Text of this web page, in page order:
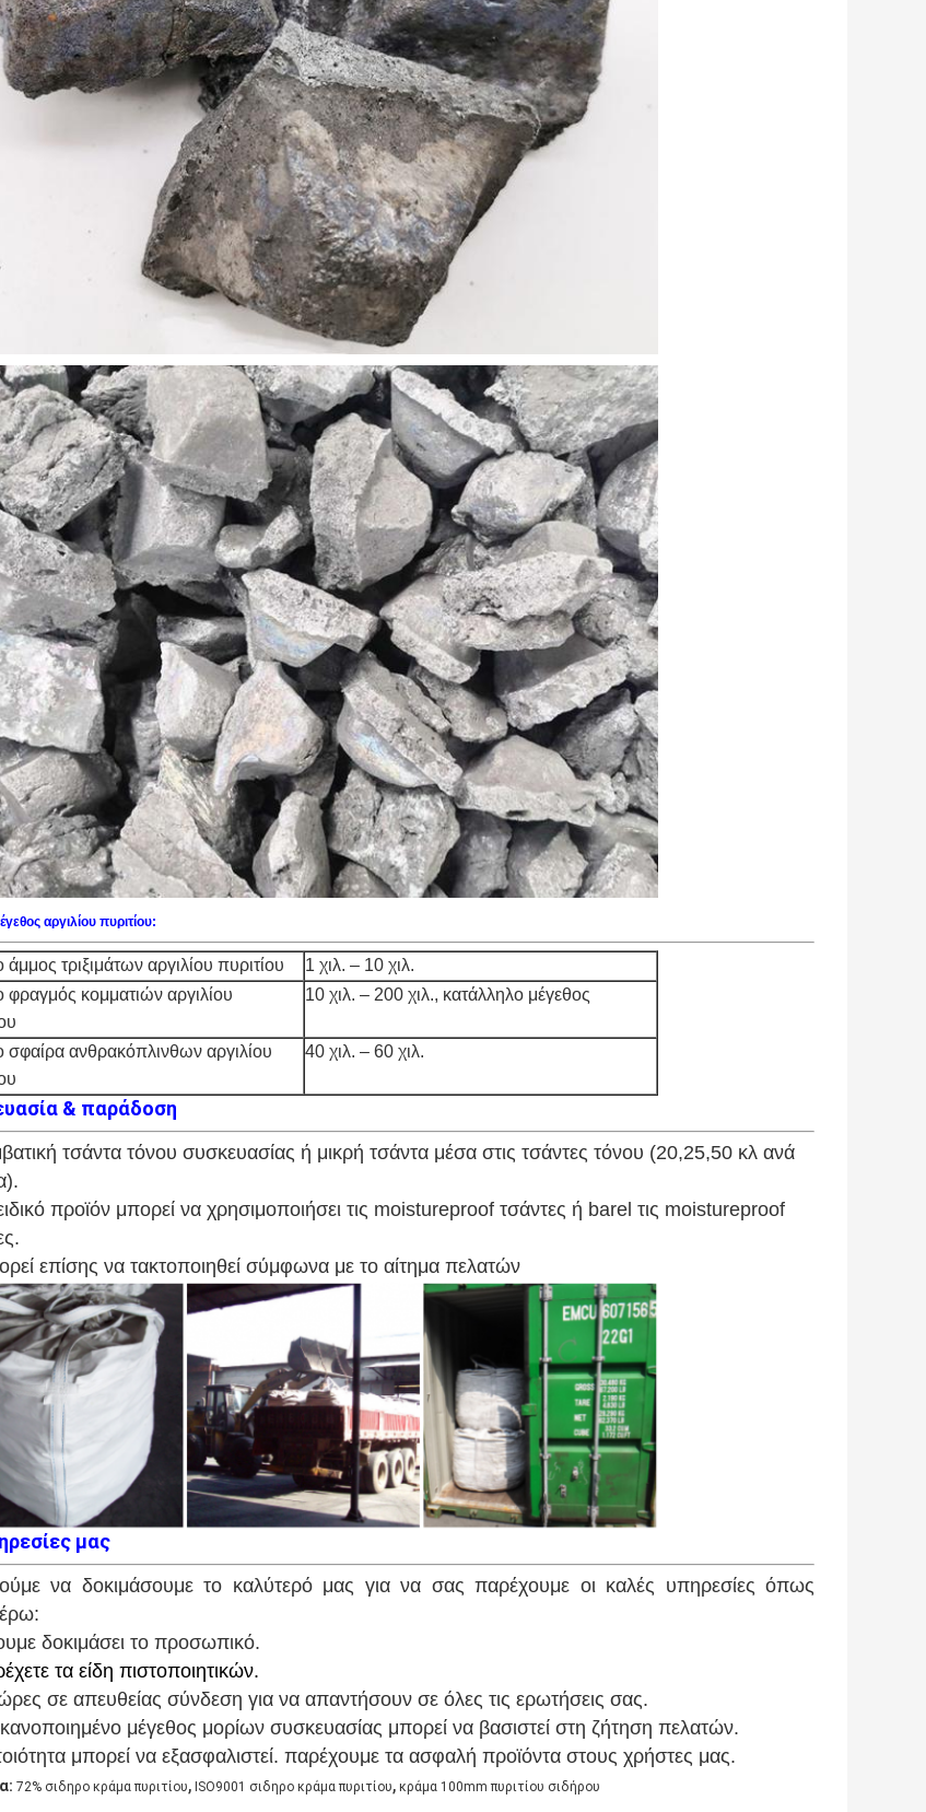
αργιλίου πυριτίου:
άμμος τριξιμάτων αργιλίου πυριτίου
1 χιλ. – 10 χιλ.
φραγμός κομματιών αργιλίου
10 χιλ. – 200 χιλ., κατάλληλο μέγεθος
σφαίρα ανθρακόπλινθων αργιλίου
40 χιλ. – 60 χιλ.
& παράδοση
τσάντα τόνου συσκευασίας ή μικρή τσάντα μέσα στις τσάντες τόνου (20,25,50 κλ ανά
προϊόν μπορεί να χρησιμοποιήσει τις moistureproof τσάντες ή barel τις moistureproof
επίσης να τακτοποιηθεί σύμφωνα με το αίτημα πελατών
μας
να δοκιμάσουμε το καλύτερό μας για να σας παρέχουμε οι καλές υπηρεσίες όπως
δοκιμάσει το προσωπικό.
τα είδη πιστοποιητικών.
σε απευθείας σύνδεση για να απαντήσουν σε όλες τις ερωτήσεις σας.
μέγεθος μορίων συσκευασίας μπορεί να βασιστεί στη ζήτηση πελατών.
μπορεί να εξασφαλιστεί. παρέχουμε τα ασφαλή προϊόντα στους χρήστες μας.
72% σιδηρο κράμα πυριτίου, ISO9001 σιδηρο κράμα πυριτίου, κράμα 100mm πυριτίου σιδήρου